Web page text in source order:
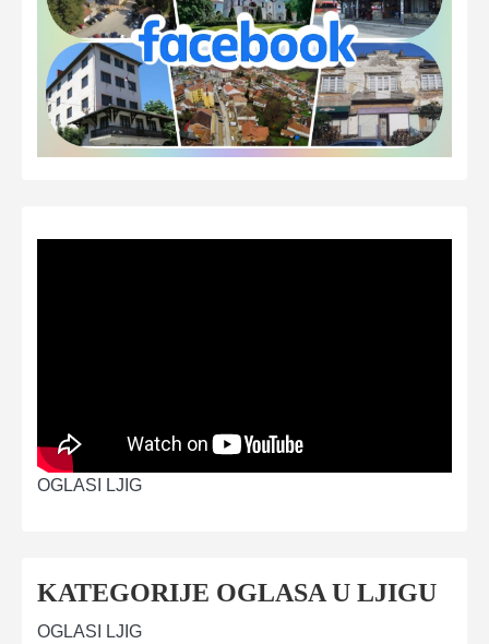
OGLASI LJIG
KATEGORIJE OGLASA U LJIGU
OGLASI LJIG